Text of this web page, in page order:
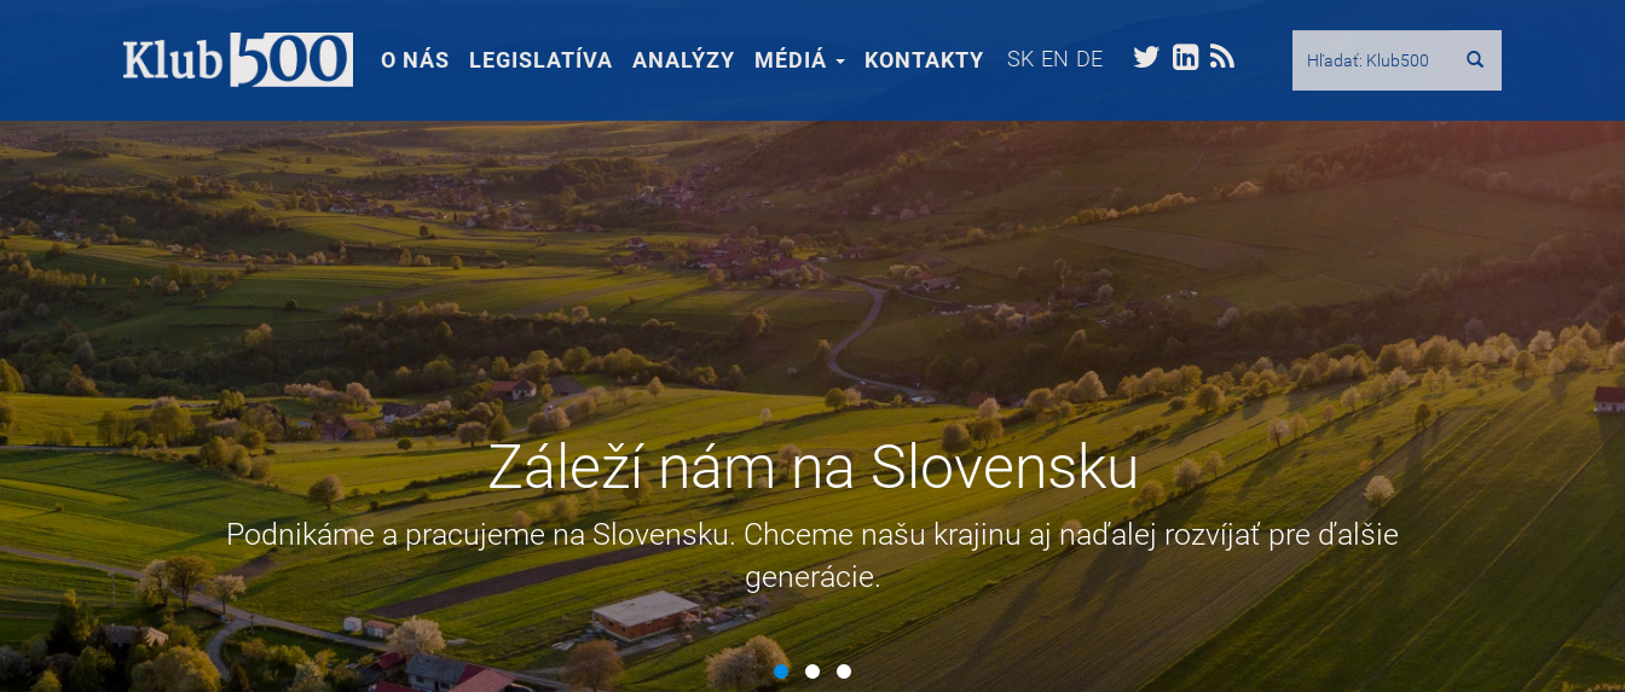
O NÁS LEGISLATÍVA ANALÝZY MÉDIÁ KONTAKTY SK EN DE
Záleží nám na Slovensku
Podnikáme a pracujeme na Slovensku. Chceme našu krajinu aj naďalej rozvíjať pre ďalšie
generácie.